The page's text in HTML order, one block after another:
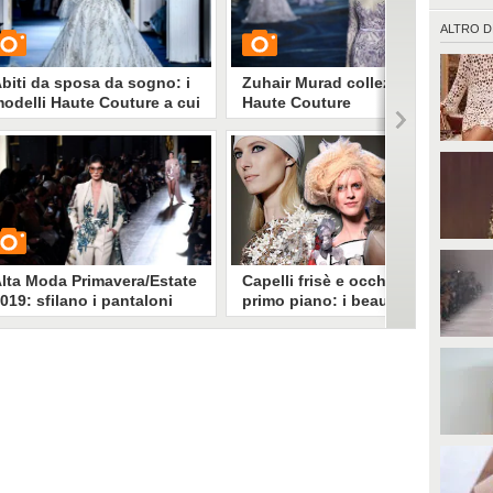
ALTRO DI
da sposa da sogno: i
Haute Couture a cui
177758 • diStile e trend
Moda Primavera/Estate
sfilano i pantaloni
Zuhair Murad collezione
Haute Couture
Primavera/Estate 2019
GUARDA
6040• diStile e trend
Capelli frisè e occhi in
primo piano: i beauty look
della Parigi Haute Couture